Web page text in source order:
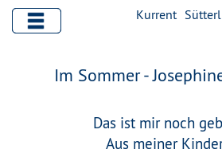
Kurrent
Im Sommer -
Das ist mir noch
Aus meiner